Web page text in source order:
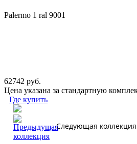
Palermo 1 ral 9001
62742 руб.
Цена указана за стандартную
Где купить
Следующая коллекция